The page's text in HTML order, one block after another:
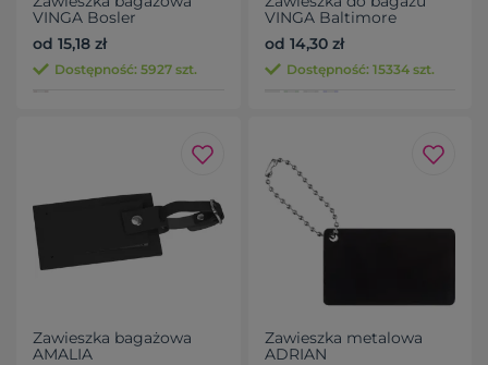
VINGA Bosler
od 15,18 zł
Dostępność: 5927 szt.
VINGA Baltimore
od 14,30 zł
Dostępność: 15334 szt.
Zawieszka bagażowa
AMALIA
Zawieszka metalowa
ADRIAN